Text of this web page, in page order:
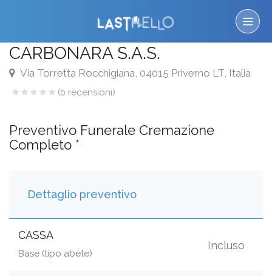
CARBONARA S.A.S.
Via Torretta Rocchigiana, 04015 Priverno LT, Italia
(0 recensioni)
Preventivo Funerale Cremazione
Completo *
Dettaglio preventivo
CASSA
Base (tipo abete)
Incluso